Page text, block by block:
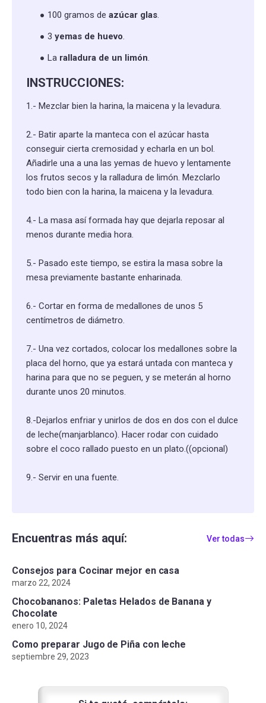
100 gramos de azúcar glas.
3 yemas de huevo.
La ralladura de un limón.
INSTRUCCIONES:
1.- Mezclar bien la harina, la maicena y la levadura.
2.- Batir aparte la manteca con el azúcar hasta
conseguir cierta cremosidad y echarla en un bol.
Añadirle una a una las yemas de huevo y lentamente
los frutos secos y la ralladura de limón. Mezclarlo
todo bien con la harina, la maicena y la levadura.
4.- La masa así formada hay que dejarla reposar al
menos durante media hora.
5.- Pasado este tiempo, se estira la masa sobre la
mesa previamente bastante enharinada.
6.- Cortar en forma de medallones de unos 5
centímetros de diámetro.
7.- Una vez cortados, colocar los medallones sobre la
placa del horno, que ya estará untada con manteca y
harina para que no se peguen, y se meterán al horno
durante unos 20 minutos.
8.-Dejarlos enfriar y unirlos de dos en dos con el dulce
de leche(manjarblanco). Hacer rodar con cuidado
sobre el coco rallado puesto en un plato.((opcional)
9.- Servir en una fuente.
Encuentras más aquí: Ver todas
Consejos para Cocinar mejor en casa
marzo 22, 2024
Chocobananos: Paletas Helados de Banana y
Chocolate
enero 10, 2024
Como preparar Jugo de Piña con leche
septiembre 29, 2023